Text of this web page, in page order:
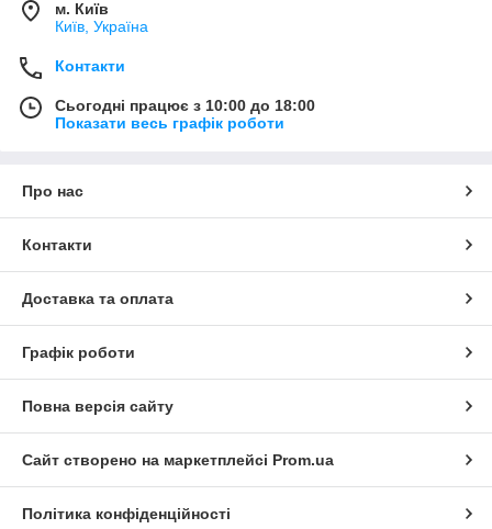
м. Київ
Київ, Україна
Контакти
Сьогодні працює з 10:00 до 18:00
Показати весь графік роботи
Про нас
Контакти
Доставка та оплата
Графік роботи
Повна версія сайту
Сайт створено на маркетплейсі Prom.ua
Політика конфіденційності